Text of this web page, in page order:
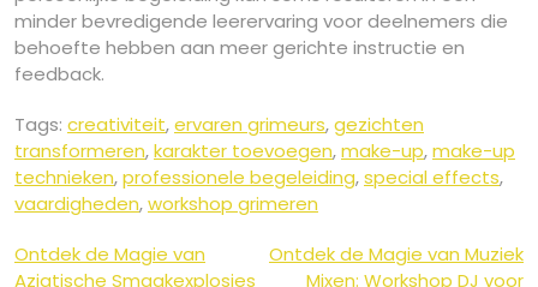
minder bevredigende leerervaring voor deelnemers die
behoefte hebben aan meer gerichte instructie en
feedback.
Tags: creativiteit,ervaren grimeurs,gezichten
transformeren,karakter toevoegen,make-up,make-up
technieken,professionele begeleiding,special effects,
vaardigheden,workshop grimeren
Berichtnavigatie
Ontdek de Magie van
Aziatische Smaakexplosies
Ontdek de Magie van Muziek
Mixen: Workshop DJ voor